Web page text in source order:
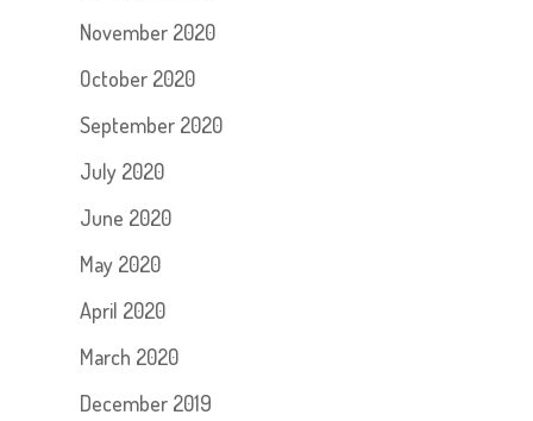
November 2020
October 2020
September 2020
July 2020
June 2020
May 2020
April 2020
March 2020
December 2019